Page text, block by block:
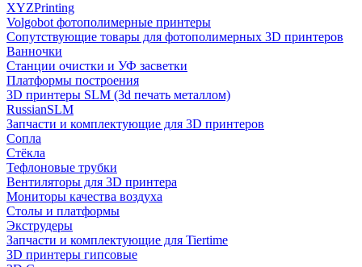
XYZPrinting
Volgobot фотополимерные принтеры
Сопутствующие товары для фотополимерных 3D принтеров
Ванночки
Станции очистки и УФ засветки
Платформы построения
3D принтеры SLM (3d печать металлом)
RussianSLM
Запчасти и комплектующие для 3D принтеров
Сопла
Cтёкла
Тефлоновые трубки
Вентиляторы для 3D принтера
Мониторы качества воздуха
Столы и платформы
Экструдеры
Запчасти и комплектующие для Tiertime
3D принтеры гипсовые